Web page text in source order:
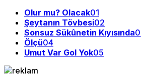
Olur mu? Olacak01
Şeytanın Tövbesi02
Sonsuz Sükûnetin Kıyısında
Ölçü04
Umut Var Gol Yok05